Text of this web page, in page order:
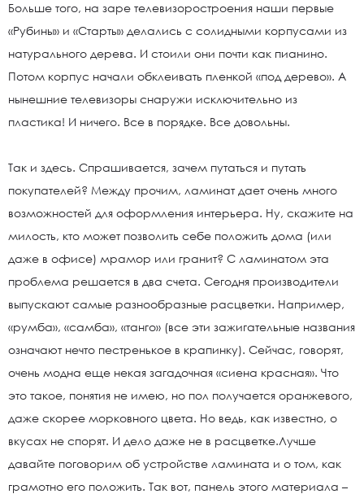
Больше того, на заре телевизоростроения наши первые
«Рубины» и «Старты» делались с солидными корпусами из
натурального дерева. И стоили они почти как пианино.
Потом корпус начали обклеивать пленкой «под дерево». А
нынешние телевизоры снаружи исключительно из
пластика! И ничего. Все в порядке. Все довольны.
Так и здесь. Спрашивается, зачем путаться и путать
покупателей? Между прочим, ламинат дает очень много
возможностей для оформления интерьера. Ну, скажите на
милость, кто может позволить себе положить дома (или
даже в офисе) мрамор или гранит? С ламинатом эта
проблема решается в два счета. Сегодня производители
выпускают самые разнообразные расцветки. Например,
«румба», «самба», «танго» (все эти зажигательные названия
означают нечто пестренькое в крапинку). Сейчас, говорят,
очень модна еще некая загадочная «сиена красная». Что
это такое, понятия не имею, но пол получается оранжевого,
даже скорее морковного цвета. Но ведь, как известно, о
вкусах не спорят. И дело даже не в расцветке.Лучше
давайте поговорим об устройстве ламината и о том, как
грамотно его положить. Так вот, панель этого материала –